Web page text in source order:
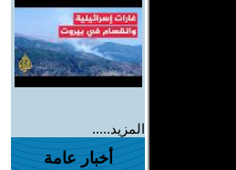
المزيد.....
أخبار عامة